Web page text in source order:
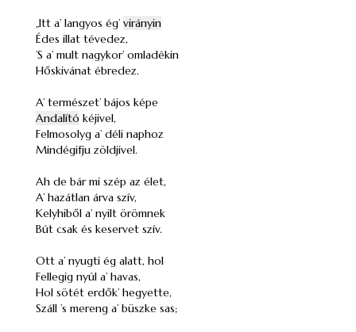
„Itt a’ langyos ég’ virányin
Édes illat tévedez,
’S a’ mult nagykor’ omladékin
Hőskivánat ébredez.
A’ természet’ bájos képe
Andalító kéjivel,
Felmosolyg a’ déli naphoz
Mindégifju zöldjivel.
Ah de bár mi szép az élet,
A’ hazátlan árva szív,
Kelyhiből a’ nyilt örömnek
Bút csak és keservet szív.
Ott a’ nyugti ég alatt, hol
Fellegig nyúl a’ havas,
Hol sötét erdők’ hegyette,
Száll ’s mereng a’ büszke sas;